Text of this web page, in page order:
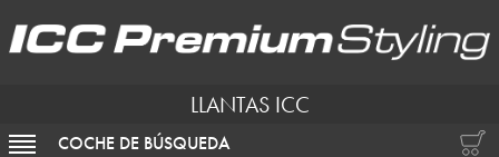
LLANTAS ICC
ACTIVAR NAVEGACIÓN
COCHE DE BÚSQUEDA